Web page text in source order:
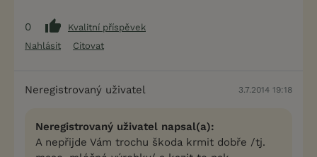
0
Kvalitní příspěvek
Nahlásit
Citovat
Neregistrovaný uživatel 3.7.2014 19:18
Neregistrovaný uživatel napsal(a):
A nepřijde Vám trochu škoda krmit dobře /tj.